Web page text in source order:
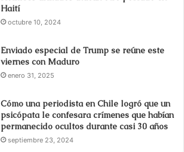
Haití
octubre 10, 2024
Enviado especial de Trump se reúne este
viernes con Maduro
enero 31, 2025
Cómo una periodista en Chile logró que un
psicópata le confesara crímenes que habían
permanecido ocultos durante casi 30 años
septiembre 23, 2024